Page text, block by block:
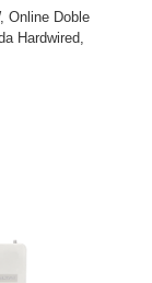
Online Doble
Hardwired,